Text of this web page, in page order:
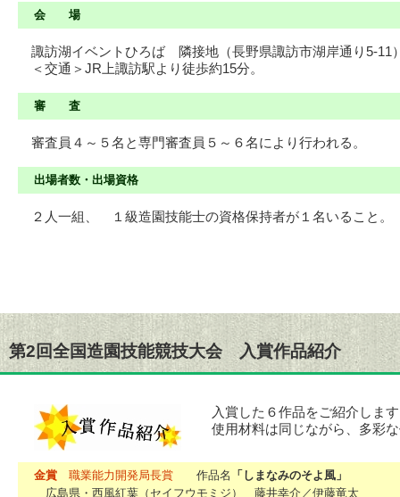
会 場
諏訪湖イベントひろば 隣接地（長野県諏訪市湖岸通り5-11
＜交通＞JR上諏訪駅より徒歩約15分。
審 査
審査員４～５名と専門審査員５～６名により行われる。
出場者数・出場資格
２人一組、 １級造園技能士の資格保持者が１名いること。
第2回全国造園技能競技大会 入賞作品紹介
入賞した６作品をご紹介しま
使用材料は同じながら、多彩
金賞 職業能力開発局長賞 作品名 「しまなみのそよ風」
広島県・西風紅葉（セイフウモミジ） 藤井幸介／伊藤竜太